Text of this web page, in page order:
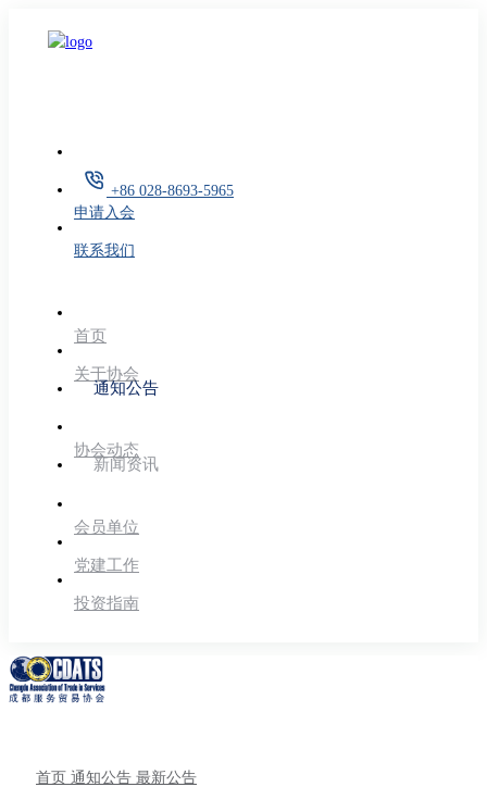
+86 028-8693-5965
申请入会
联系我们
首页
关于协会
通知公告
协会动态
新闻资讯
会员单位
党建工作
投资指南
首页 通知公告 最新公告